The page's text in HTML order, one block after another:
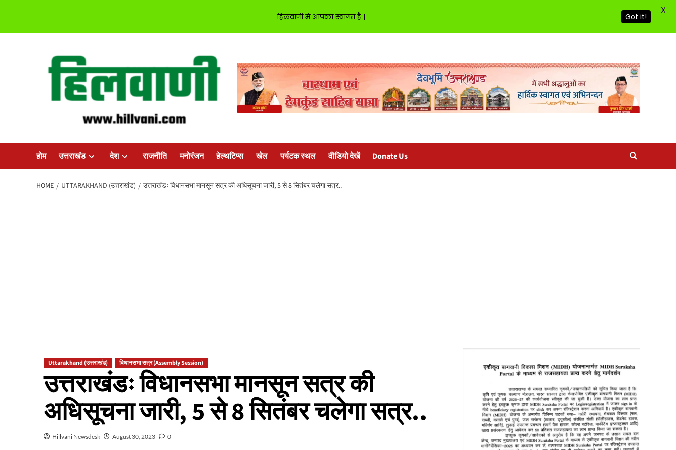
होम उत्तराखंड देश राजनीति मनोरंजन हेल्थटिप्स खेल पर्यटक स्थल वीडियो देखें Donate Us
HOME UTTARAKHAND (उत्तराखंड) उत्तराखंडः विधानसभा मानसून सत्र की अधिसूचना जारी, 5 से 8 सितंबर चलेगा सत्र..
Uttarakhand (उत्तराखंड) विधानसभा सत्र (Assembly Session)
उत्तराखंडः विधानसभा मानसून सत्र की
अधिसूचना जारी, 5 से 8 सितंबर चलेगा सत्र..
Hillvani Newsdesk August 30, 2023 0
हिलवाणी में आपका स्वागत है | Got it!
X